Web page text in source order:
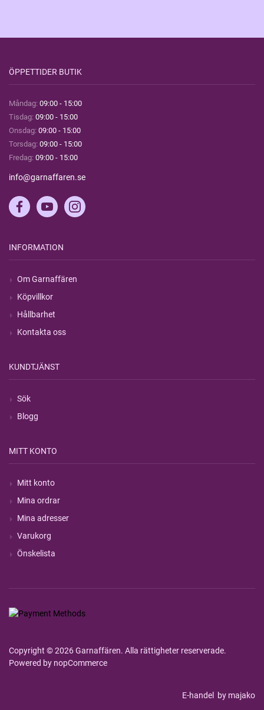
ÖPPETTIDER BUTIK
Måndag: 09:00 - 15:00
Tisdag: 09:00 - 15:00
Onsdag: 09:00 - 15:00
Torsdag: 09:00 - 15:00
Fredag: 09:00 - 15:00
info@garnaffaren.se
INFORMATION
Om Garnaffären
Köpvillkor
Hållbarhet
Kontakta oss
KUNDTJÄNST
Sök
Blogg
MITT KONTO
Mitt konto
Mina ordrar
Mina adresser
Varukorg
Önskelista
Copyright © 2026 Garnaffären. Alla rättigheter reserverade.
Powered by nopCommerce
E-handel by majako